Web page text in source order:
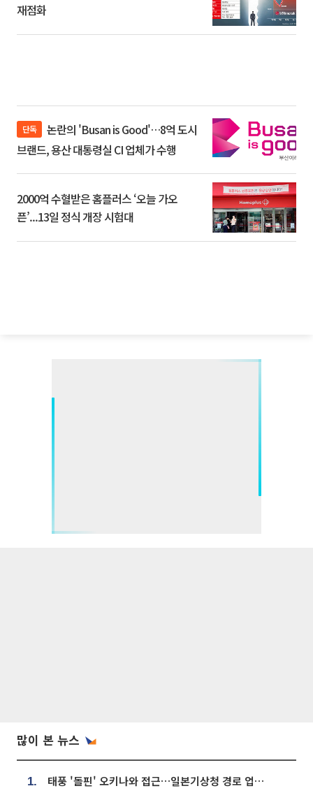
재점화
단독
브랜드, 용산 대통령실 CI 업체가 수행
2000억 수혈받은 홈플러스 ‘오늘 가오
픈’...13일 정식 개장 시험대
많이 본 뉴스
1. 태풍 '돌핀' 오키나와 접근…일본기상청 경로 업데이트